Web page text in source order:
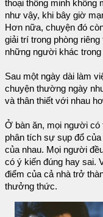
thoại thông minh không
như vậy, khi bây giờ
Hơn nữa, chuyện đó
giải trí trong phòng
những người khác trong
Sau một ngày dài làm
chuyện thường ngày
và thân thiết với nhau
Ở bàn ăn, mọi người có
phân tích sự sụp đổ
của nhau. Mọi người
có ý kiến ​​ đúng hay sai.
điểm của cả nhà trở
thưởng thức.